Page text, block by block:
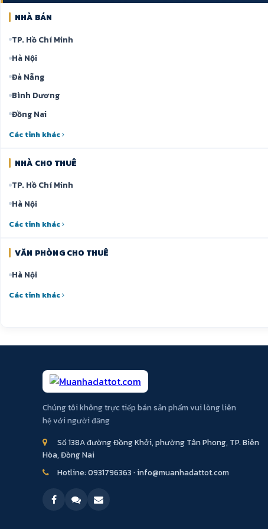
NHÀ BÁN
TP. Hồ Chí Minh
Hà Nội
Đà Nẵng
Bình Dương
Đồng Nai
Các tỉnh khác
NHÀ CHO THUÊ
TP. Hồ Chí Minh
Hà Nội
Các tỉnh khác
VĂN PHÒNG CHO THUÊ
Hà Nội
Các tỉnh khác
Chúng tôi không trực tiếp bán sản phẩm vui lòng liên
hệ với người đăng
Số 138A đường Đồng Khởi, phường Tân Phong, TP. Biên
Hòa, Đồng Nai
Hotline:0931796363 · info@muanhadattot.com